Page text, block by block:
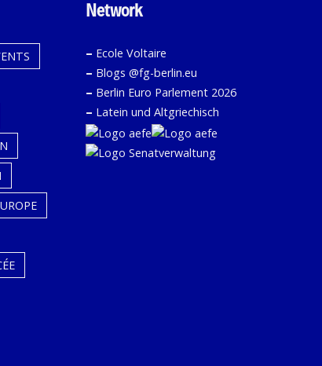
Network
– Ecole Voltaire
– Blogs @fg-berlin.eu
– Berlin Euro Parlement 2026
– Latein und Altgriechisch